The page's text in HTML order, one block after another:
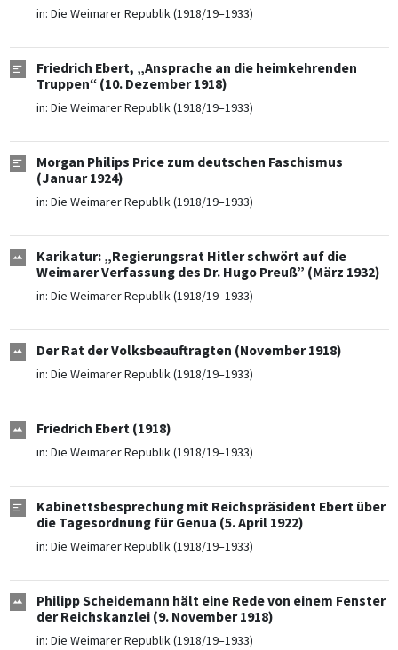
in: Die Weimarer Republik (1918/19–1933)
Friedrich Ebert, „Ansprache an die heimkehrenden
Truppen“ (10. Dezember 1918)
in: Die Weimarer Republik (1918/19–1933)
Morgan Philips Price zum deutschen Faschismus
(Januar 1924)
in: Die Weimarer Republik (1918/19–1933)
Karikatur: „Regierungsrat Hitler schwört auf die
Weimarer Verfassung des Dr. Hugo Preuß” (März 1932)
in: Die Weimarer Republik (1918/19–1933)
Der Rat der Volksbeauftragten (November 1918)
in: Die Weimarer Republik (1918/19–1933)
Friedrich Ebert (1918)
in: Die Weimarer Republik (1918/19–1933)
Kabinettsbesprechung mit Reichspräsident Ebert über
die Tagesordnung für Genua (5. April 1922)
in: Die Weimarer Republik (1918/19–1933)
Philipp Scheidemann hält eine Rede von einem Fenster
der Reichskanzlei (9. November 1918)
in: Die Weimarer Republik (1918/19–1933)